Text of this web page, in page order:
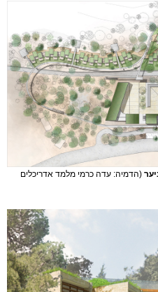
(הדמיה: עדה כרמי מלמד אדריכלים